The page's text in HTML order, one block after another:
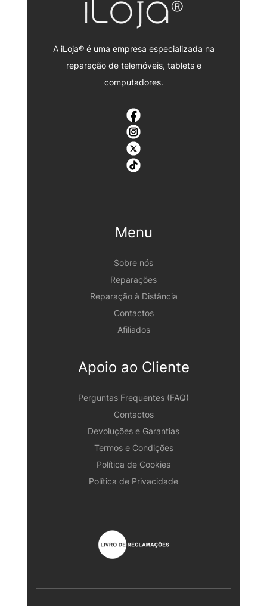
A iLoja® é uma empresa especializada na
reparação de telemóveis, tablets e
computadores.
Menu
Sobre nós
Reparações
Reparação à Distância
Contactos
Afiliados
Apoio ao Cliente
Perguntas Frequentes (FAQ)
Contactos
Devoluções e Garantias
Termos e Condições
Política de Cookies
Política de Privacidade